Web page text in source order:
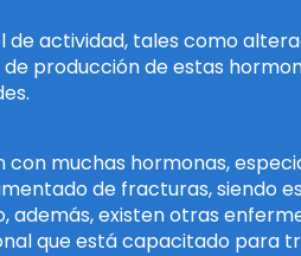
actividad, tales como
producción de estas
muchas hormonas,
de fracturas, siendo
existen otras
que está capacitado para